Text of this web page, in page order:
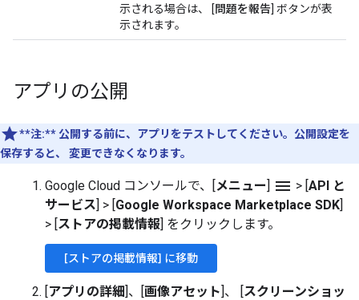
示される場合は、 [問題を報告] ボタンが表
示されます。
アプリの公開
**注:** 公開する前に、アプリをテストしてください。公開設定を
保存すると、 変更できなくなります。
Google Cloud コンソールで、[メニュー] menu > [API と
サービス] > [Google Workspace Marketplace SDK]
> [ストアの掲載情報] をクリックします。
[ストアの掲載情報] に移動
[アプリの詳細]、[画像アセット]、 [スクリーンショッ